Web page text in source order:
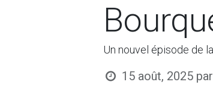
Un nouvel épisode de
15 août, 2025 par